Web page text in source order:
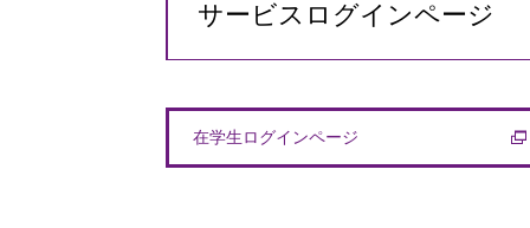
サービスログインページ
在学生ログインページ